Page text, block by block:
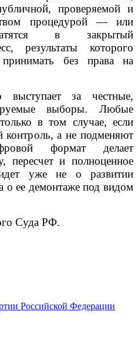
проверяемой и
процедурой — или
в закрытый
результаты которого
без права на
выступает за честные,
выборы. Любые
в том случае, если
а не подменяют
формат делает
пересчет и полноценное
уже не о развитии
о ее демонтаже под видом
Суда РФ.